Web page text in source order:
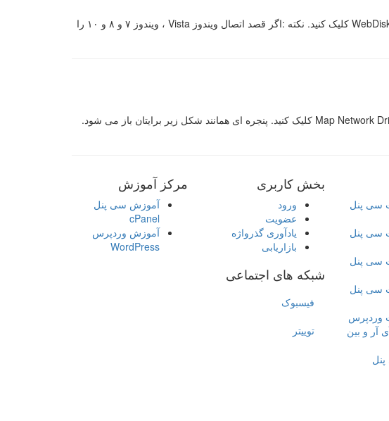
نحوه اتصال وب دیسک WebDisk به ویندوز : ابتدا وارد پنل مدیریت سی پنل cPanel شوید و از زبانه Files بر روی گزینه WebDisk کلیک کنید. نکته :اگر قصد اتصال ویندوز Vista ، ویندوز ۷ و ۸ و ۱۰ را
اتصال دستی ویندوز به وب دیسک WebDisk : ابتدا بر روی My Computer دسکتاپ کلیک راست کرده و بر روی گزینه Map Network Drive کلیک کنید. پنجره ای همانند شکل زیر برایتان باز می شود.
سی پنل
سی پنل
سی پنل
سی پنل
وردپرس
آر و بین
بخش کاربری
ورود
عضویت
یادآوری گذرواژه
بازاریابی
مرکز آموزش
آموزش سی پنل
cPanel
آموزش وردپرس
WordPress
شبکه های اجتماعی
فیسبوک
توییتر